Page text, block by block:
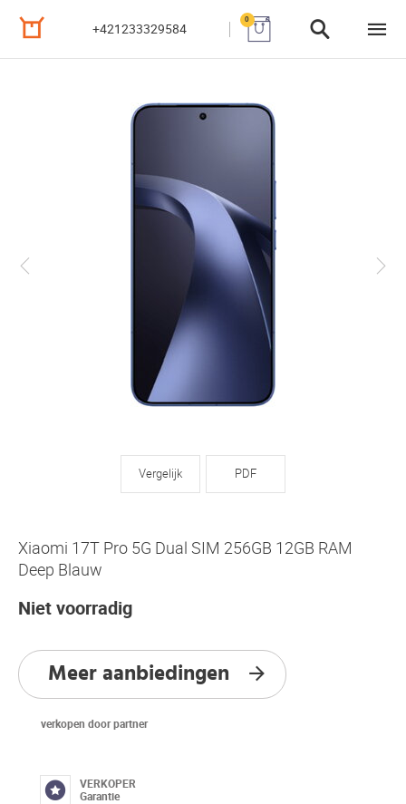
+421233329584
0
Vergelijk PDF
Xiaomi 17T Pro 5G Dual SIM 256GB 12GB RAM
Deep Blauw
Niet voorradig
Meer aanbiedingen
verkopen door partner
VERKOPER
Garantie